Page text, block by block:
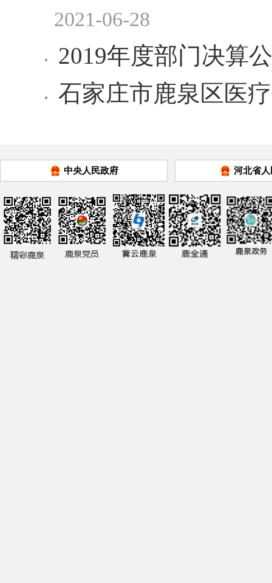
2021-06-28
2019年度部门决算
石家庄市鹿泉区医